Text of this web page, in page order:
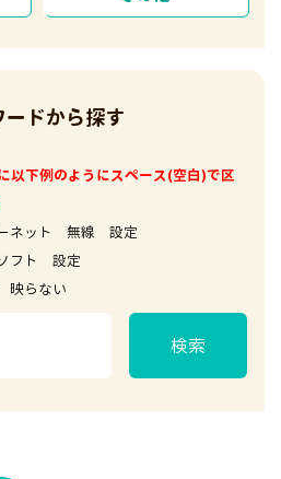
ードから探す
以下例のようにスペース(空白)で区
ーネット 無線 設定
設定
い
検索